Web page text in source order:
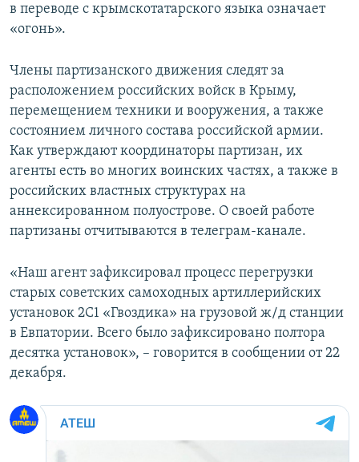
в переводе с крымскотатарского языка означает
«огонь».
Члены партизанского движения следят за
расположением российских войск в Крыму,
перемещением техники и вооружения, а также
состоянием личного состава российской армии.
Как утверждают координаторы партизан, их
агенты есть во многих воинских частях, а также в
российских властных структурах на
аннексированном полуострове. О своей работе
партизаны отчитываются в телеграм-канале.
«Наш агент зафиксировал процесс перегрузки
старых советских самоходных артиллерийских
установок 2С1 «Гвоздика» на грузовой ж/д станции
в Евпатории. Всего было зафиксировано полтора
десятка установок», – говорится в сообщении от 22
декабря.